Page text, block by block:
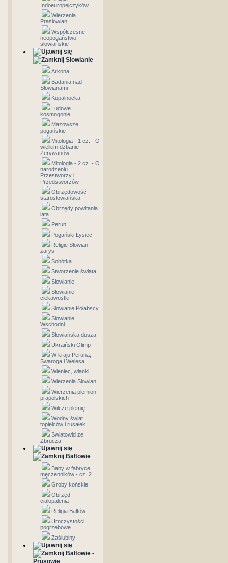
Indoeuropejczyków
Wierzenia
Prasłowian
Współczesne
neopogaństwo
słowiańskie
Słowianie
Arkona
Badania nad
Słowianami
Kupalnocka
Ludowe
kosmogonie
Mazowsze
pogańskie
Mitologia - 1 cz. - O
wielkim dzbanie
Zerywanów
Mitologia - 2 cz. - O
narodzeniu
Przestworzy i
Przedstworzów
Obrzędowość
starosłowiańska
Obrzędy powitania
lata
Perun
Pogański Łysiec
Religie Słowian -
zarys
Sobótka
Stworzenie świata
Słowianie
Słowianie -
ciekawostki
Słowianie Połabscy
Słowianie
Wschodni
Słowiańska dusza
Ukraiński Olimp
W kraju Peruna,
Swaroga i Welesa
Wieniec, wianki
Wierzenia Słowian
Wierzenia plemion
prapolskich
Wilcze plemię
Wodny świat
topielców i rusałek
Światowid ze
Zbrucza
Bałtowie
Baby w fabryce
męczenników - cz. 2
Groby końskie
Obrzęd
ciałopalenia
Religia Bałtów
Uroczystości
pogrzebowe
Zaślubiny
Bałtowie -
Prusowie